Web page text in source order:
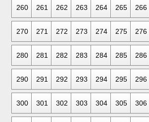
260 261 262 263 264 265 266
270 271 272 273 274 275 276
280 281 282 283 284 285 286
290 291 292 293 294 295 296
300 301 302 303 304 305 306